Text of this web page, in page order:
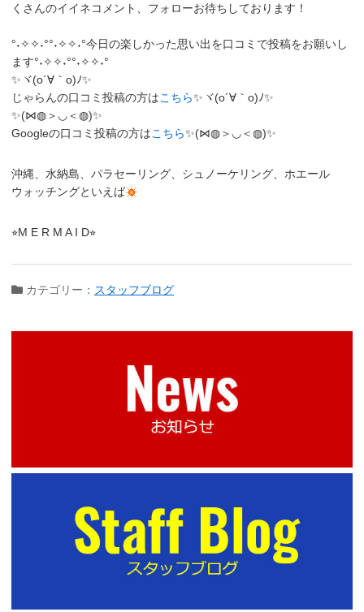
くさんのイイネコメント、フォローお待ちしております！
°˖✧✧˖°°˖✧✧˖°今日の楽しかった思い出を口コミで投稿をお願いし
ます°˖✧✧˖°°˖✧✧˖°
✨ヾ(o´∀｀o)ﾉ✨
じゃらんの口コミ投稿の方はこちら✨ヾ(o´∀｀o)ﾉ✨
✨(⋈◍＞◡＜◍)✨
Googleの口コミ投稿の方はこちら✨(⋈◍＞◡＜◍)✨
沖縄、水納島、パラセーリング、シュノーケリング、ホエール
ウォッチングといえば
⭐︎M E R M A I D⭐︎
カテゴリー： スタッフブログ